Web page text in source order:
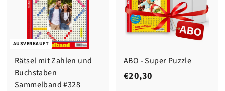
AUSVERKAUFT
Rätsel mit Zahlen und
Buchstaben
Sammelband #328
ABO - Super Puzzle
€20,30